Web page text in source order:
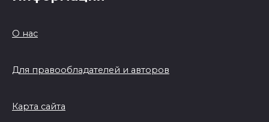
О нас
Для правообладателей и авторов
Карта сайта